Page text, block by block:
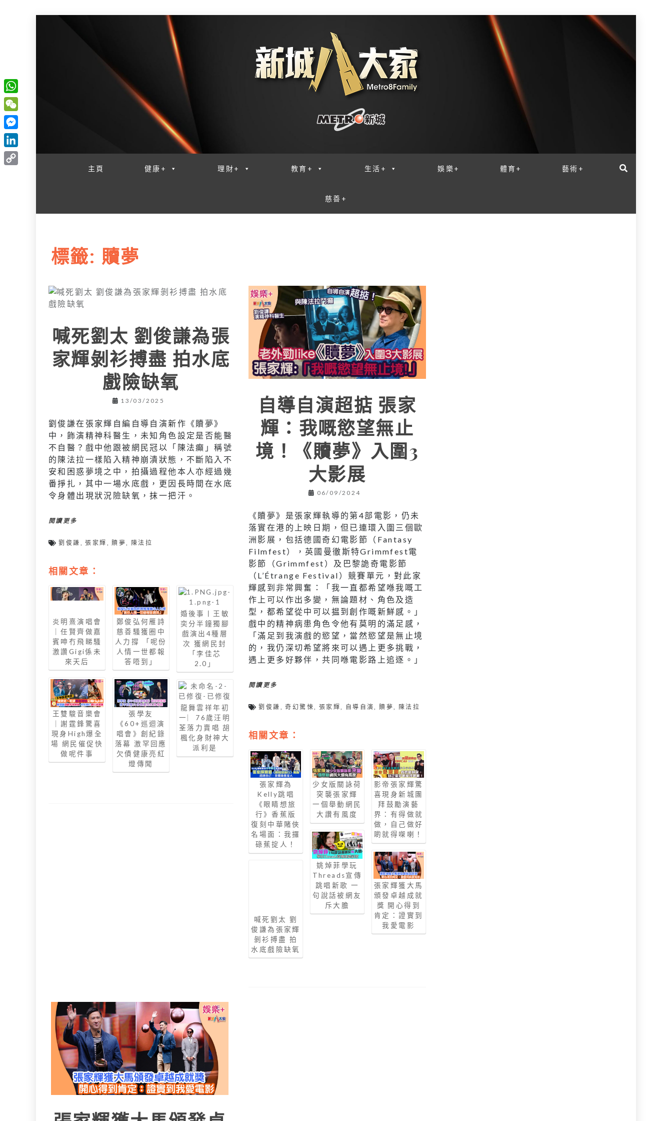
主頁 健康+ 理財+ 教育+ 生活+ 娛樂+ 體育+ 藝術+
慈善+
標籤: 贖夢
喊死劉太 劉俊謙為張
家輝剝衫搏盡 拍水底
戲險缺氧
13/03/2025
劉俊謙在張家輝自編自導自演新作《贖夢》
中，飾演精神科醫生，未知角色設定是否能醫
不自醫？戲中他跟被網民冠以「陳法癲」稱號
的陳法拉一樣陷入精神崩潰狀態，不斷陷入不
安和困惑夢境之中，拍攝過程他本人亦經過幾
番掙扎，其中一場水底戲，更因長時間在水底
令身體出現狀況險缺氧，抹一把汗。
閱讀更多
劉俊謙 ,張家輝 , 贖夢, 陳法拉
相關文章：
炎明熹演唱會
｜任賢齊做嘉
賓呻冇飛睇騷
激讚Gigi係未
來天后
王雙駿音樂會
｜謝霆鋒驚喜
現身High爆全
場 網民催促快
做呢件事
鄭俊弘何雁詩
慈善騷獲圈中
人力撐 「呢份
人情一世都報
答唔到」
張學友
《60+巡迴演
唱會》創紀錄
落幕 激罕回應
欠債健康亮紅
燈傳聞
婚後事丨王敏
奕分半鐘獨腳
戲演出4種層
次 獲網民封
「李佳芯
2.0」
龍舞雲祥年初
一︳76歲汪明
荃落力賣唱 胡
楓化身財神大
派利是
自導自演超掂 張家
輝：我嘅慾望無止
境！《贖夢》入圍3
大影展
06/09/2024
《贖夢》是張家輝執導的第4部電影，仍未
落實在港的上映日期，但已連環入圍三個歐
洲影展，包括德國奇幻電影節（Fantasy
Filmfest），英國曼徹斯特Grimmfest電
影節（Grimmfest）及巴黎詭奇電影節
（L’Étrange Festival）競賽單元，對此家
輝感到非常興奮：「我一直都希望喺我嘅工
作上可以作出多變，無論題材、角色及造
型，都希望從中可以揾到創作嘅新鮮感。」
戲中的精神病患角色令他有莫明的滿足感，
「滿足到我演戲的慾望，當然慾望是無止境
的，我仍深切希望將來可以遇上更多挑戰，
遇上更多好夥伴，共同喺電影路上追逐。」
閱讀更多
劉俊謙 ,奇幻驚悚, 張家輝, 自導自演, 贖夢, 陳法拉
相關文章：
張家輝為
Kelly跳唱
《眼睛想旅
行》香蕉版
復刻中華賭俠
名場面：我攞
碌蕉掟人！
喊死劉太 劉
俊謙為張家輝
剝衫搏盡 拍
水底戲險缺氧
少女版關詠荷
突襲張家輝
一個舉動網民
大讚有風度
姚焯菲學玩
Threads宣傳
跳唱新歌 一
句說話被網友
斥大膽
影帝張家輝驚
喜現身新城團
拜鼓勵演藝
界：有得做就
做，自己做好
啲就得㗎喇！
張家輝獲大馬
頒發卓越成就
獎 開心得到
肯定：證實到
我愛電影
W
h
a
t
s
W
e
C
h
M
e
s
L
i